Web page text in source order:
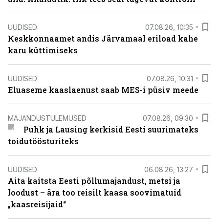
UUDISED 07.08.26, 10:35
Keskkonnaamet andis Järvamaal eriload kahe
karu küttimiseks
UUDISED 07.08.26, 10:31
Eluaseme kaaslaenust saab MES-i püsiv meede
MAJANDUSTULEMUSED 07.08.26, 09:30
Puhk ja Lausing kerkisid Eesti suurimateks
toidutöösturiteks
UUDISED 06.08.26, 13:27
Aita kaitsta Eesti põllumajandust, metsi ja
loodust – ära too reisilt kaasa soovimatuid
„kaasreisijaid“